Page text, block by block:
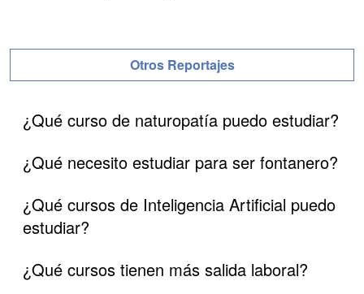
Otros Reportajes
¿Qué curso de naturopatía puedo estudiar?
¿Qué necesito estudiar para ser fontanero?
¿Qué cursos de Inteligencia Artificial puedo
estudiar?
¿Qué cursos tienen más salida laboral?